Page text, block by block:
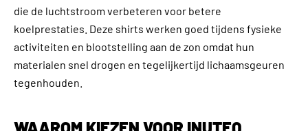
die de luchtstroom verbeteren voor betere
koelprestaties. Deze shirts werken goed tijdens fysieke
activiteiten en blootstelling aan de zon omdat hun
materialen snel drogen en tegelijkertijd lichaamsgeuren
tegenhouden.
WAAROM KIEZEN VOOR INUTEQ